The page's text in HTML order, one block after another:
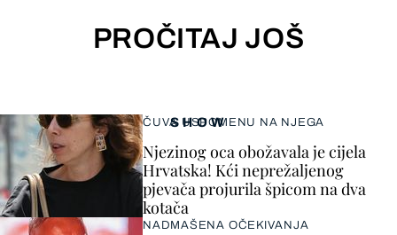
PROČITAJ JOŠ
SHOW
ČUVA USPOMENU NA NJEGA
Njezinog oca obožavala je cijela
Hrvatska! Kći neprežaljenog
pjevača projurila špicom na dva
kotača
NADMAŠENA OČEKIVANJA